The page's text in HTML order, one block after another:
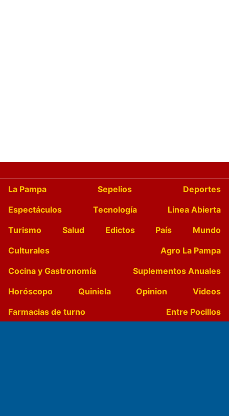
La Pampa Sepelios
Deportes
Espectáculos
Tecnología
Linea Abierta
Turismo
Salud Edictos País
Mundo
Culturales
Agro La Pampa
Cocina y Gastronomía
Suplementos Anuales
Horóscopo
Quiniela Opinion
Videos
Farmacias de turno
Entre Pocillos